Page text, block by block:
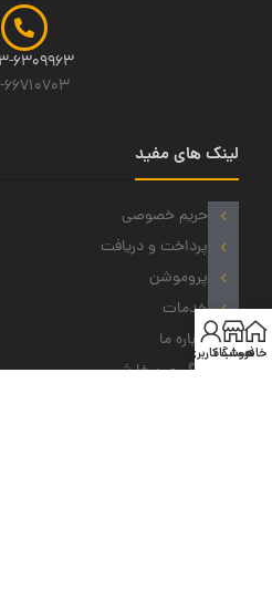
6309963
66710703
لینک های مفید
حریم خصوصی
پرداخت و دریافت
پروموشن
خدمات
درباره ما
پیگیری سفارش
خانهفروشگاه
حساب کاربری من